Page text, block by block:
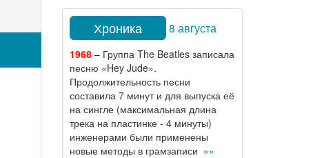
Хроника 8 августа
1968– Группа The Beatles записала
песню «Hey Jude».
Продолжительность песни
составила 7 минут и для выпуска её
на сингле (максимальная длина
трека на пластинке - 4 минуты)
инженерами были применены
новые методы в грамзаписи »»